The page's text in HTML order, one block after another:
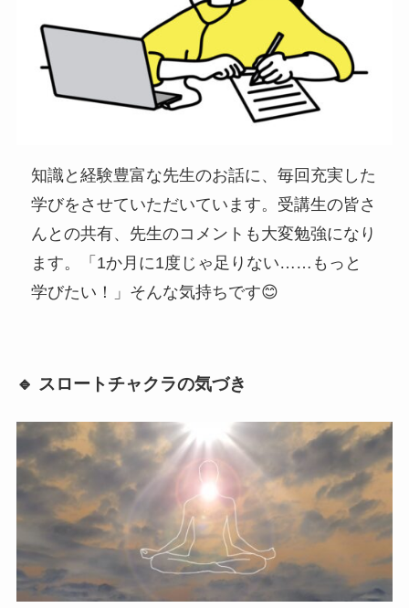
知識と経験豊富な先生のお話に、毎回充実した
学びをさせていただいています。受講生の皆さ
んとの共有、先生のコメントも大変勉強になり
ます。「1か月に1度じゃ足りない……もっと
学びたい！」そんな気持ちです😊
🔹 スロートチャクラの気づき